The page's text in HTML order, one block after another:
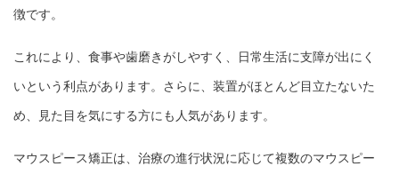
徴です。
これにより、食事や歯磨きがしやすく、日常生活に支障が出にく
いという利点があります。さらに、装置がほとんど目立たないた
め、見た目を気にする方にも人気があります。
マウスピース矯正は、治療の進行状況に応じて複数のマウスピー